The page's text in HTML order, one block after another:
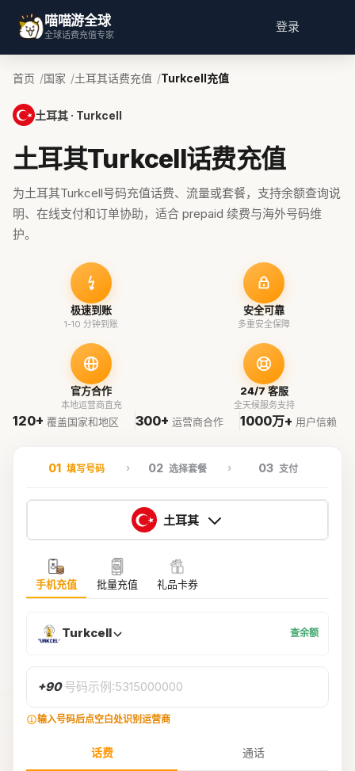
喵喵游全球
全球话费充值专家
登录
首页 国家 土耳其话费充值 Turkcell充值
土耳其 · Turkcell
土耳其Turkcell话费充值
为土耳其Turkcell号码充值话费、流量或套餐，支持余额查询说
明、在线支付和订单协助，适合 prepaid 续费与海外号码维
护。
极速到账
1-10 分钟到账
安全可靠
多重安全保障
官方合作
本地运营商直充
24/7 客服
全天候服务支持
120+ 覆盖国家和地区 300+ 运营商合作 1000万+ 用户信赖
01 填写号码 02 选择套餐 03 支付
土耳其
手机充值 批量充值 礼品卡券
Turkcell 查余额
+90 号码示例:5315000000
输入号码后点空白处识别运营商
话费 通话